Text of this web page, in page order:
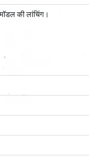
की लांचिंग।